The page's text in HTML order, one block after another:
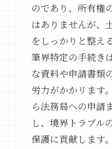
のであり、所有権
はありませんが、
をしっかりと整え
筆界特定の手続き
な資料や申請書類
労力がかかリます
ら法務局への申請
し、境界トラブル
保護に貢献します。